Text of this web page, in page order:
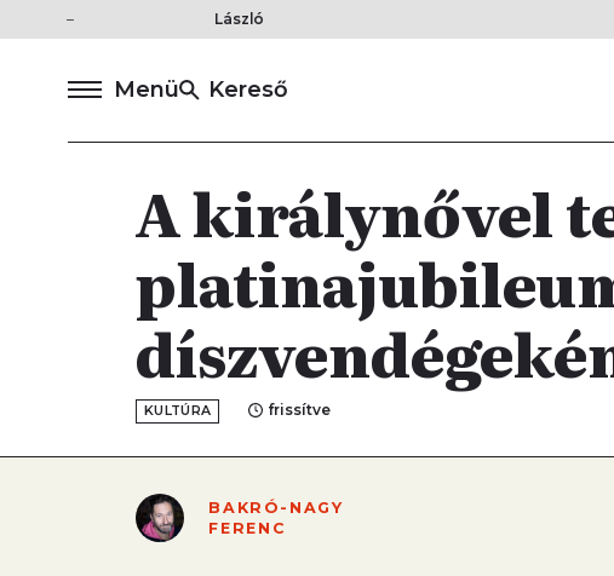
László
Menü Kereső
A királynővel
KULTÚRA frissítve
BAKRÓ-NAGY
FERENC